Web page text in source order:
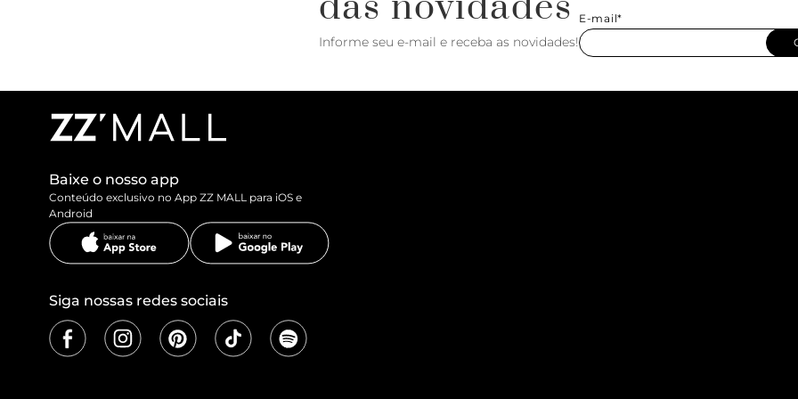
Informe seu e-mail e receba as novidades!
E-mail*
Baixe o nosso app
Conteúdo exclusivo no App ZZ MALL para iOS e
Android
Siga nossas redes sociais